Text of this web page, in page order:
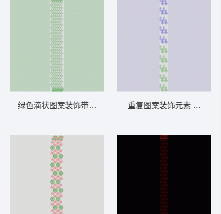
绿色滴状图案装饰带 窗帘 重复图案装饰元素 窗帘